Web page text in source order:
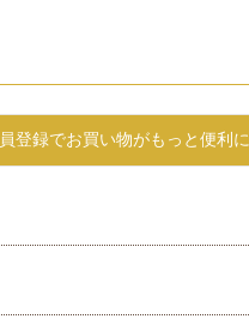
登録でお買い物がもっと便利に